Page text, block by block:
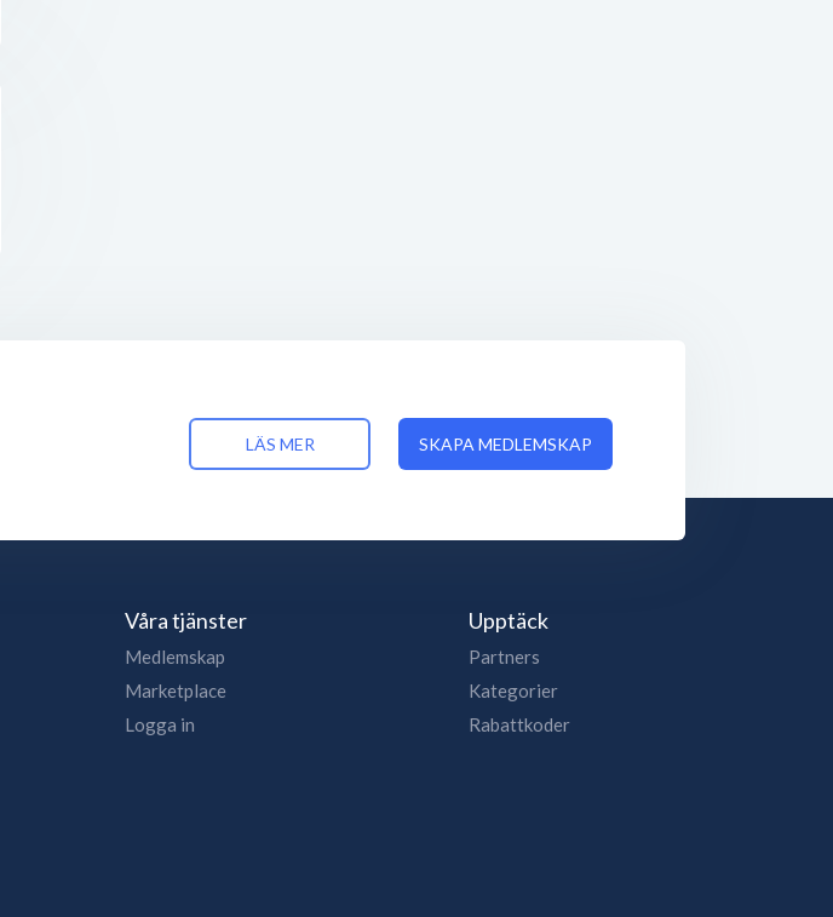
LÄS MER SKAPA MEDLEMSKAP
Våra tjänster
Medlemskap
Marketplace
Logga in
Upptäck
Partners
Kategorier
Rabattkoder